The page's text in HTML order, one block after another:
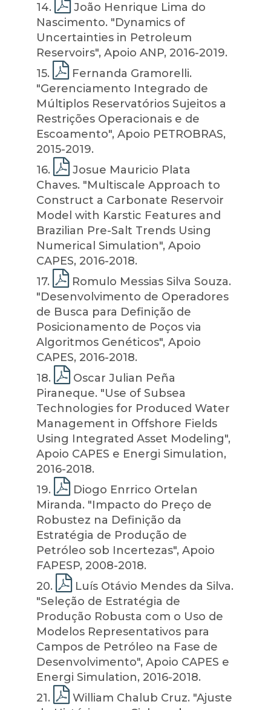
14.
João Henrique Lima do
Nascimento. "Dynamics of
Uncertainties in Petroleum
Reservoirs", Apoio ANP, 2016-2019.
15.
Fernanda Gramorelli.
"Gerenciamento Integrado de
Múltiplos Reservatórios Sujeitos a
Restrições Operacionais e de
Escoamento", Apoio PETROBRAS,
2015-2019.
16.
Josue Mauricio Plata
Chaves. "Multiscale Approach to
Construct a Carbonate Reservoir
Model with Karstic Features and
Brazilian Pre-Salt Trends Using
Numerical Simulation", Apoio
CAPES, 2016-2018.
17.
Romulo Messias Silva Souza.
"Desenvolvimento de Operadores
de Busca para Definição de
Posicionamento de Poços via
Algoritmos Genéticos", Apoio
CAPES, 2016-2018.
18.
Oscar Julian Peña
Piraneque. "Use of Subsea
Technologies for Produced Water
Management in Offshore Fields
Using Integrated Asset Modeling",
Apoio CAPES e Energi Simulation,
2016-2018.
19.
Diogo Enrrico Ortelan
Miranda. "Impacto do Preço de
Robustez na Definição da
Estratégia de Produção de
Petróleo sob Incertezas", Apoio
FAPESP, 2008-2018.
20.
Luís Otávio Mendes da Silva.
"Seleção de Estratégia de
Produção Robusta com o Uso de
Modelos Representativos para
Campos de Petróleo na Fase de
Desenvolvimento", Apoio CAPES e
Energi Simulation, 2016-2018.
21.
William Chalub Cruz. "Ajuste